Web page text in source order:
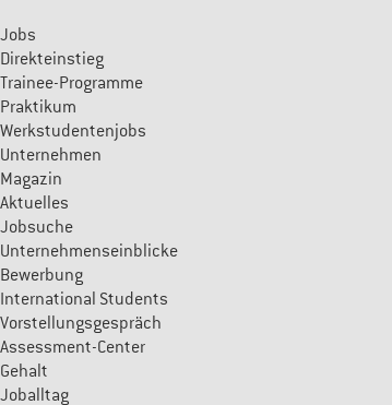
Jobs
Direkteinstieg
Trainee-Programme
Praktikum
Werkstudentenjobs
Unternehmen
Magazin
Aktuelles
Jobsuche
Unternehmenseinblicke
Bewerbung
International Students
Vorstellungsgespräch
Assessment-Center
Gehalt
Joballtag